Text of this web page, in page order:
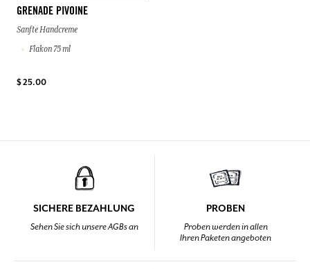
GRENADE PIVOINE
Sanfte Handcreme
Flakon 75 ml
$ 25.00
SICHERE BEZAHLUNG
Sehen Sie sich unsere AGBs an
PROBEN
Proben werden in allen
Ihren Paketen angeboten